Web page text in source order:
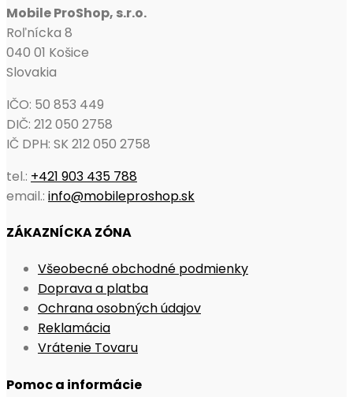
Mobile ProShop, s.r.o.
Roľnícka 8
040 01 Košice
Slovakia
IČO: 50 853 449
DIČ: 212 050 2758
IČ DPH: SK 212 050 2758
tel.: +421 903 435 788
email.: info@mobileproshop.sk
ZÁKAZNÍCKA ZÓNA
Všeobecné obchodné podmienkyOpens
Doprava a platbaOpens
in
Ochrana osobných údajovOpens
ReklamáciaOpens
in
new
Vrátenie TovaruOpens
a
Pomoc a informácie